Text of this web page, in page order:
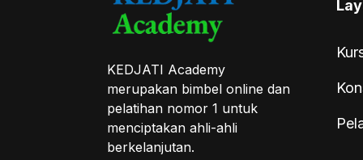
KEDJATI Academy
merupakan bimbel online dan
pelatihan nomor 1 untuk
menciptakan ahli-ahli
berkelanjutan.